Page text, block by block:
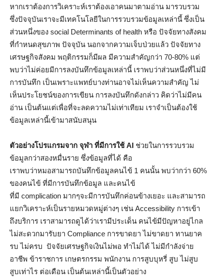
หากเราต้องการวิเคราะห์เราต้องเอาคนมาตามอ่าน มารวบรวม
ซึ่งปัจจุบันเราจะมีเทคโนโลยีในการรวบรวมข้อมูลเหล่านี้ ซึ่งเป็น
ส่วนหนึ่งของ social Determinants of health หรือ ปัจจัยทางสังคม
ที่กำหนดสุขภาพ ปัจจุบัน นอกจากความเจ็บป่วยแล้ว ปัจจัยทาง
เศรษฐกิจสังคม พฤติกรรมก็มีผล มีความสำคัญกว่า 70-80% แต่
พบว่าไม่ค่อยมีการลงบันทึกข้อมูลเหล่านี้ เราพบว่าส่วนหนึ่งที่ไม่มี
การบันทึก เป็นเพราะแพทย์บางท่านอาจไม่เห็นความสำคัญ ไม่
เห็นประโยชน์ของการเขียน การลงบันทึกดังกล่าว คิดว่าไม่มีคน
อ่าน เป็นต้นแต่เพื่อที่จะลดความไม่เท่าเทียม เราจำเป็นต้องใช้
ข้อมูลเหล่านี้เข้ามาสนับสนุน
ตัวอย่างโปรแกรมจาก จุฬา ที่มีการใช้ AI ช่วยในการรวบรวม
ข้อมูลกว่าสองหมื่นราย ซึ่งข้อมูลที่ได้ คือ
เราพบว่าหมอสามารถบันทึกข้อมูลคนไข้ 1 คนนั้น พบว่ากว่า 60%
ของคนไข้ ที่มีการบันทึกข้อมูล และคนไข้
ที่มี complication มากๆจะมีการบันทึกค่อนข้างเยอะ และสามารถ
แยกวิเคราะห์เป็นรายหมวดหมู่ต่างๆ เช่น Accessibility การเข้า
ถึงบริการ เราสามารถดูได้ว่าเรามีประเด็น คนไข้มีปัญหาอยู่ไกล
ไม่สะดวกมารับยา Compliance การขาดยา ไม่ขาดยา ทานยาค
รบ ไม่ครบ ปัจจัยเศรษฐกิจเงินไม่พอ ทำไม่ได้ ไม่มีกำลังจ่าย
อาชีพ ข้าราชการ เกษตรกรรม พนักงาน การสูบบุหรี่ สูบ ไม่สูบ
สูบเท่าไร ต่อเดือน เป็นต้นเหล่านี้เป็นตัวอย่าง